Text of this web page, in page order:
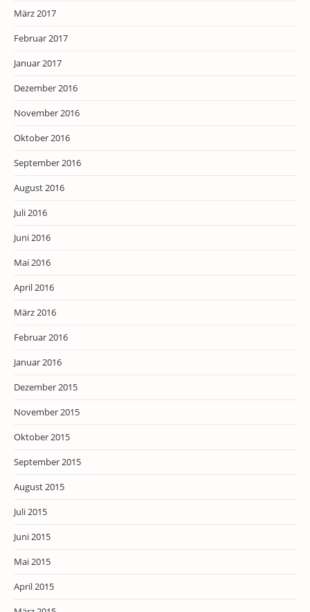
März 2017
Februar 2017
Januar 2017
Dezember 2016
November 2016
Oktober 2016
September 2016
August 2016
Juli 2016
Juni 2016
Mai 2016
April 2016
März 2016
Februar 2016
Januar 2016
Dezember 2015
November 2015
Oktober 2015
September 2015
August 2015
Juli 2015
Juni 2015
Mai 2015
April 2015